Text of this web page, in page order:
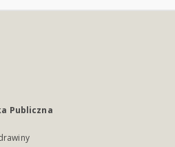
Publiczna